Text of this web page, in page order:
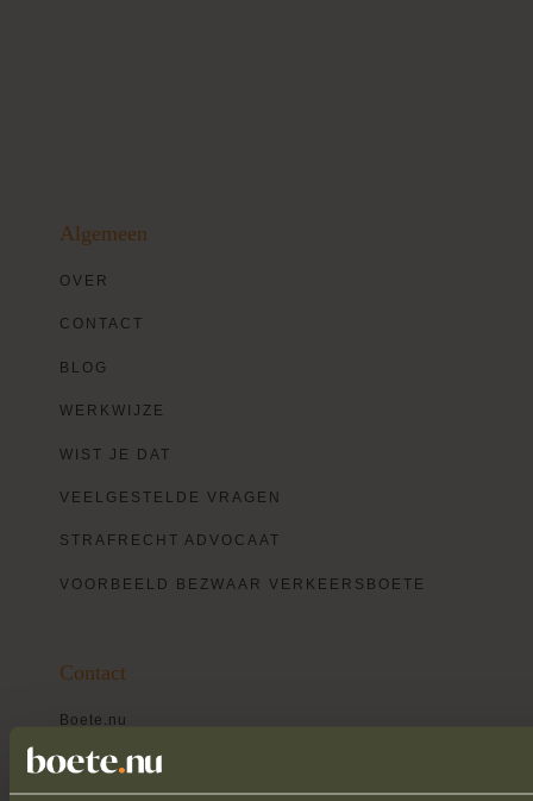
Algemeen
OVER
CONTACT
BLOG
WERKWIJZE
WIST JE DAT
VEELGESTELDE VRAGEN
STRAFRECHT ADVOCAAT
VOORBEELD BEZWAAR VERKEERSBOETE
Contact
Boete.nu
6211 AS Maastricht